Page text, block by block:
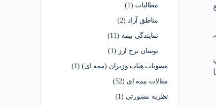
مطالبات (1)
مناطق آزاد(2)
نمایندگی بیمه (11)
نوسان نرخ ارز (1)
مصوبات هیات وزیران (بیمه ای) (1)
مقالات بیمه ای (52)
نظریه مشورتی (1)